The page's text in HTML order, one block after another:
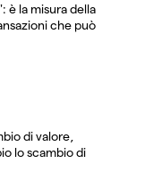
è la misura della
che può
di valore,
lo scambio di